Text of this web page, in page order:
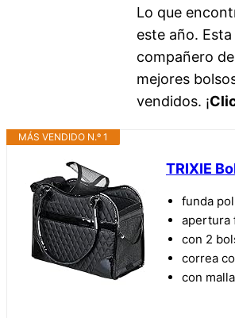
Lo que
este año.
compañero
mejores
vendidos. ¡
MÁS VENDIDO N.º 1
TRIXIE
funda
apertura
con 2
correa
con